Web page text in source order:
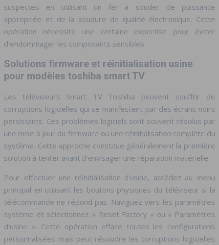
suspectes en utilisant un fer à souder de puissance
appropriée et de la soudure de qualité électronique. Cette
opération nécessite une certaine expertise pour éviter
d’endommager les composants sensibles.
Solutions firmware et réinitialisation usine
pour modèles toshiba smart TV
Les téléviseurs Smart TV Toshiba peuvent souffrir de
corruptions logicielles qui se manifestent par des écrans noirs
persistants. Ces problèmes logiciels sont souvent résolus par
une mise à jour du firmware ou une réinitialisation complète du
système. Cette approche constitue généralement la première
solution à tenter avant d’envisager une réparation matérielle.
Pour effectuer une réinitialisation d’usine, accédez au menu
principal en utilisant les boutons physiques du téléviseur si la
télécommande ne répond pas. Naviguez vers les paramètres
système et sélectionnez « Reset Factory » ou « Paramètres
d’usine ». Cette opération efface toutes les configurations
personnalisées mais peut résoudre les corruptions logicielles